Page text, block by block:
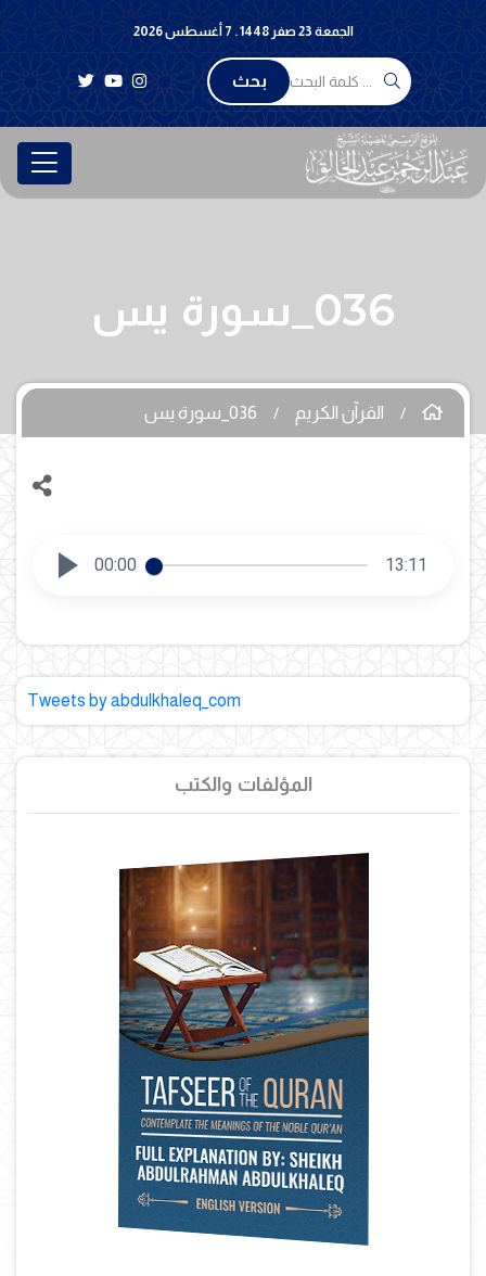
الجمعة 23 صفر 1448 . 7 أغسطس 2026
بحث
036_سورة يس
القرآن الكريم 036_سورة يس
00:00 13:11
Tweets by abdulkhaleq_com
المؤلفات والكتب